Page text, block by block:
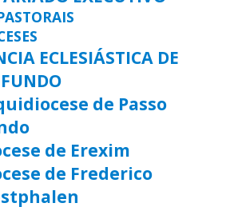
ECLESIÁSTICA DE
de Passo
de Erexim
de Frederico